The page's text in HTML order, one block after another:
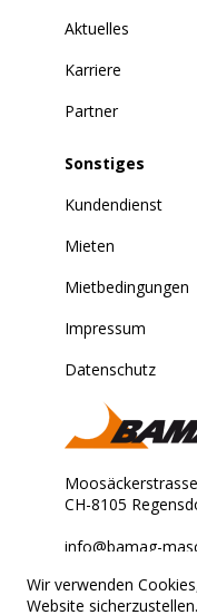
Aktuelles
Karriere
Partner
Sonstiges
Kundendienst
Mieten
Mietbedingungen
Impressum
Datenschutz
CH-8105
info@bamag-
Stets für Sie
Wir verwenden
Website